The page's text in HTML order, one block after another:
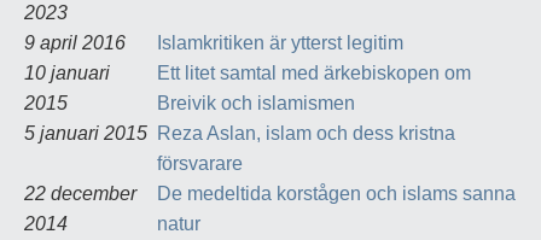
2023
9 april 2016
Islamkritiken är ytterst legitim
10 januari
2015
Ett litet samtal med ärkebiskopen om
Breivik och islamismen
5 januari 2015 Reza Aslan, islam och dess kristna
försvarare
22 december
2014
De medeltida korstågen och islams sanna
natur